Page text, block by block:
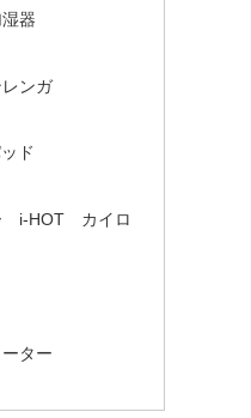
器
ンガ
ド
i-HOT カイロ
ター